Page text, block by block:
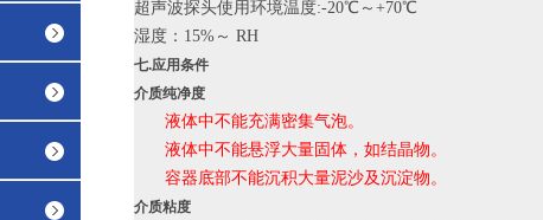
超声波探头使用环境温度:-20℃～+70℃
湿度：15%～ RH
七.应用条件
介质纯净度
液体中不能充满密集气泡。
液体中不能悬浮大量固体，如结晶物。
容器底部不能沉积大量泥沙及沉淀物。
介质粘度